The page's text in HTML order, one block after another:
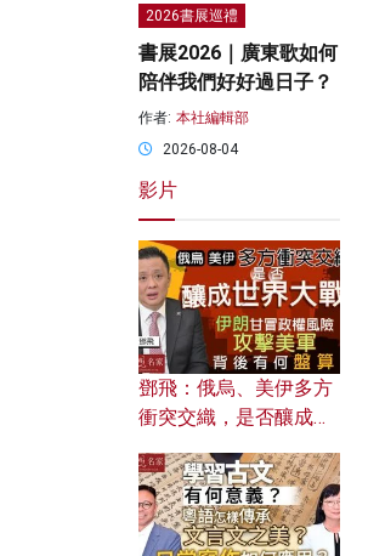
2026書展巡禮
書展2026｜廣東歌如何
陪伴我們好好過日子？
作者: 本社編輯部
2026-08-04
影片
鄧飛：俄烏、美伊多方
衝突交織，是否釀成世
風險攻擊美軍，背後有
何盤算？